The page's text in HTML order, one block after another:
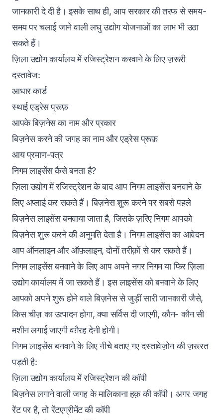
जानकारी दे दी है। इसके साथ ही, आप सरकार की तरफ से समय-
समय पर चलाई जाने वाली लघु उद्योग योजनाओं का लाभ भी उठा
सकते हैं।
ज़िला उद्योग कार्यालय में रजिस्ट्रेशन करवाने के लिए ज़रूरी
दस्तावेज:
आधार कार्ड
स्थाई एड्रेस प्रूफ़
आपके बिज़नेस का नाम और प्रकार
बिज़नेस करने की जगह का नाम और एड्रेस प्रूफ़
आय प्रमाण-पत्र
निगम लाइसेंस कैसे बनता है?
ज़िला उद्योग में रजिस्ट्रेशन के बाद आप निगम लाइसेंस बनवाने के
लिए अप्लाई कर सकते हैं। बिज़नेस शुरू करने पर सबसे पहले
बिज़नेस लाइसेंस बनवाया जाता है, जिसके ज़रिए निगम आपको
बिज़नेस शुरू करने की अनुमति देता है। निगम लाइसेंस का आवेदन
आप ऑनलाइन और ऑफ़लाइन, दोनों तरीक़ों से कर सकते हैं।
निगम लाइसेंस बनवाने के लिए आप अपने नगर निगम या फिर ज़िला
उद्योग कार्यालय में जा सकते हैं। इस लाइसेंस को बनवाने के लिए
आपको अपने शुरू होने वाले बिज़नेस से जुड़ीं सारी जानकारी जैसे,
किस चीज़ का उत्पादन होगा, क्या सर्विस दी जाएगी, कौन- कौन सी
मशीन लगाई जाएगी वग़ैरह देनी होगी।
निगम लाइसेंस बनवाने के लिए नीचे बताए गए दस्तावेज़ोन की ज़रूरत
पड़ती है:
ज़िला उद्योग कार्यालय में रजिस्ट्रेशन की कॉपी
बिज़नेस लगाने वाली जगह के मालिकाना हक़ की कॉपी। अगर जगह
रेंट पर है, तो रेंटएग्रीमेंट की कॉपी